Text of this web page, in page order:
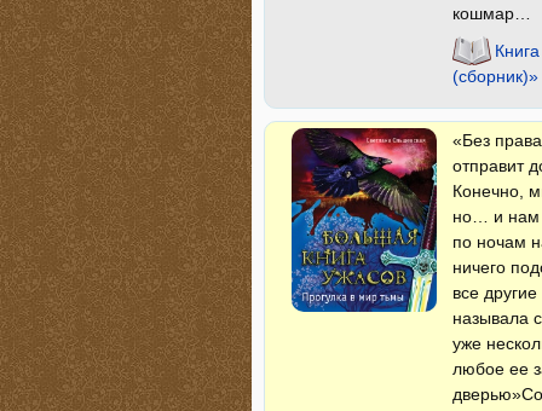
кошмар…
(сборник)»
«Без
отправит
Конечно,
но… и нам
по ночам
ничего
все
называла
уже
любое ее